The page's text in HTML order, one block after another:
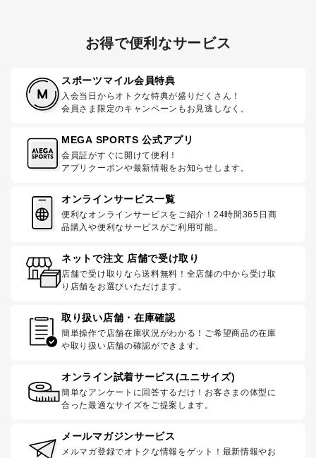
お得で便利なサービス
スポーツマイル会員特典
入会当日からオトクな特典が盛りだくさん！
会員さま限定のキャンペーンもお見逃しなく。
MEGA SPORTS 公式アプリ
会員証がすぐに開けて便利！
アプリクーポンや最新情報をお知らせします。
オンラインサービス一覧
便利なオンラインサービスをご紹介！24時間365日商
品購入や便利なサービスがご利用可能。
ネットで注文 店舗で受け取り
店舗で受け取りなら送料無料！全店舗の中から受け取
り店舗をお選びいただけます。
取り扱い店舗・在庫確認
簡単操作で店舗在庫状況がわかる！ご希望商品の在庫
や取り扱い店舗の確認ができます。
オンライン試着サービス(ユニサイズ)
簡単なアンケートに回答するだけ！お客さまの体型に
合った最適なサイズをご提案します。
メールマガジンサービス
メルマガ登録でオトクな情報をゲット！最新情報やお